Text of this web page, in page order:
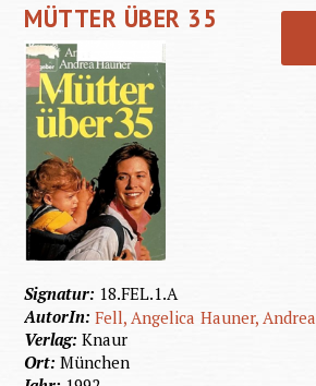
MÜTTER ÜBER 35
Signatur: 18.FEL.1.A
AutorIn:Fell, Angelica Hauner, Andrea
Verlag:Knaur
Ort:München